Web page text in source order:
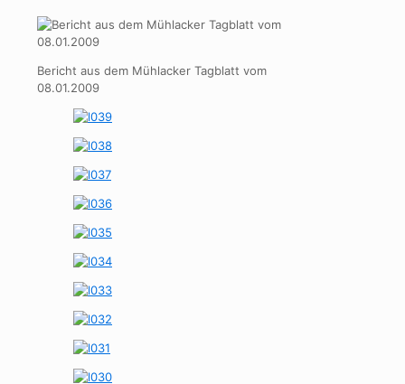
Bericht aus dem Mühlacker Tagblatt vom
08.01.2009